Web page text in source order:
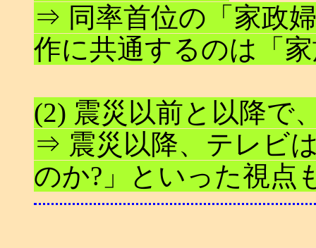
⇒ 同率首位の「家政
作に共通するのは「
(2) 震災以前と以降で
⇒ 震災以降、テレビ
のか?」といった視点